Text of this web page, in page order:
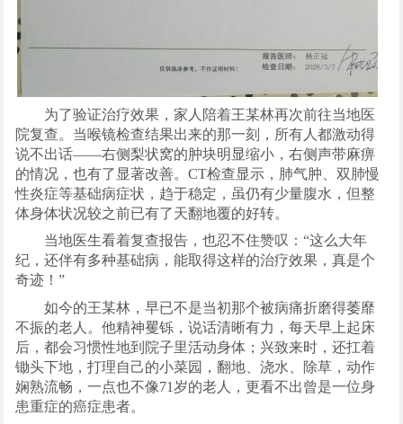
为了验证治疗效果，家人陪着王某林再次前往当地医
院复查。当喉镜检查结果出来的那一刻，所有人都激动得
说不出话——右侧梨状窝的肿块明显缩小，右侧声带麻痹
的情况，也有了显著改善。CT检查显示，肺气肿、双肺慢
性炎症等基础病症状，趋于稳定，虽仍有少量腹水，但整
体身体状况较之前已有了天翻地覆的好转。
当地医生看着复查报告，也忍不住赞叹：“这么大年
纪，还伴有多种基础病，能取得这样的治疗效果，真是个
奇迹！”
如今的王某林，早已不是当初那个被病痛折磨得萎靡
不振的老人。他精神矍铄，说话清晰有力，每天早上起床
后，都会习惯性地到院子里活动身体；兴致来时，还扛着
锄头下地，打理自己的小菜园，翻地、浇水、除草，动作
娴熟流畅，一点也不像71岁的老人，更看不出曾是一位身
患重症的癌症患者。